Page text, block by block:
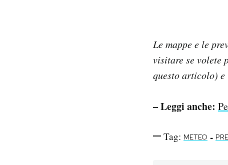
Le mappe e le
visitare se volete
questo articolo) e
– Leggi anche:
Tag: METEO -